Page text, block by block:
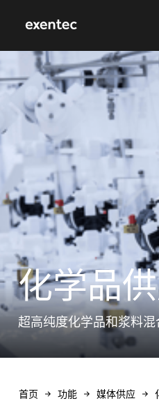
搜索
化学品
超高纯度化学品和浆料
首页 功能 媒体供应